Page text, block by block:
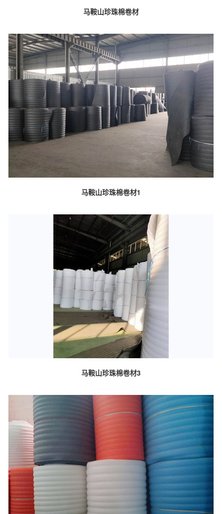
马鞍山珍珠棉卷材
马鞍山珍珠棉卷材1
马鞍山珍珠棉卷材3